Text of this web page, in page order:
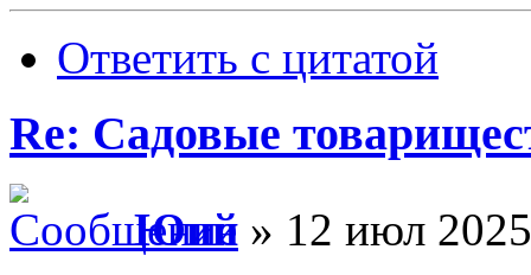
Ответить с цитатой
Re: Садовые
Юий » 12 июл